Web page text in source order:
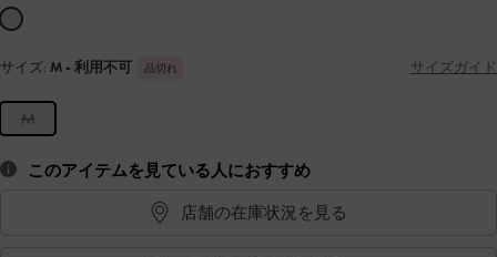
サイズ: M - 利用不可 品切れ サイズガイド
M
このアイテムを見ている人におすすめ
店舗の在庫状況を見る